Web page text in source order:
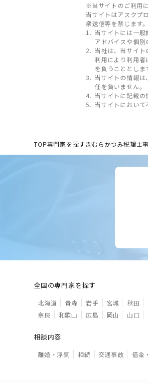
※当サイトのご利用
当サイトはアスクプ
衆送信等を禁じます
当サイトには一
アドバイスや個別
当社は、当サイ
利用により利用
を負うこととしま
当サイトの情報
任を負いません。
当サイトに記載
当サイトにおい
TOP専門家を探すきむらかつみ税理士
全国の専門家を探す
北海道 青森 岩手 宮城 秋田
奈良
和歌山 広島 岡山 山口
相談内容
離婚・浮気 相続 交通事故 借金